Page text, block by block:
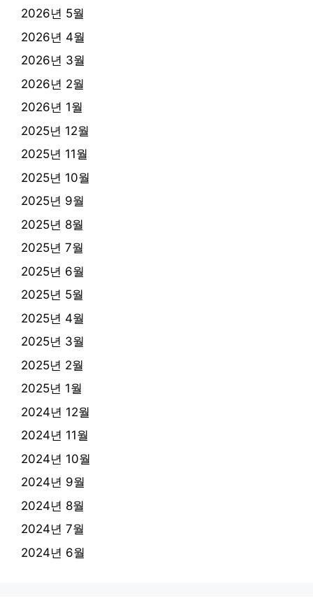
2026년 5월
2026년 4월
2026년 3월
2026년 2월
2026년 1월
2025년 12월
2025년 11월
2025년 10월
2025년 9월
2025년 8월
2025년 7월
2025년 6월
2025년 5월
2025년 4월
2025년 3월
2025년 2월
2025년 1월
2024년 12월
2024년 11월
2024년 10월
2024년 9월
2024년 8월
2024년 7월
2024년 6월